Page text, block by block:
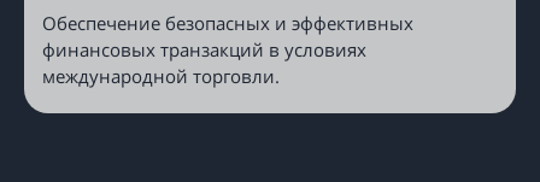
Обеспечение безопасных и эффективных
финансовых транзакций в условиях
международной торговли.